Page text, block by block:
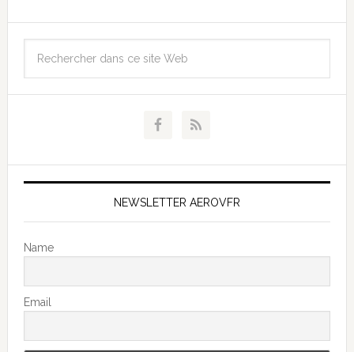
NEWSLETTER AEROVFR
Name
Email